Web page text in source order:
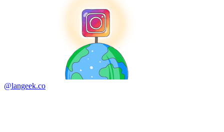
@langeek.co